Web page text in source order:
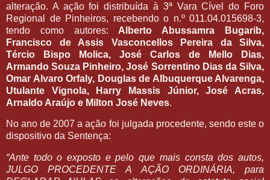
alteração. A ação foi distribuída à 3ª Vara Cível do Foro
Regional de Pinheiros, recebendo o n.º 011.04.015698-3,
tendo como autores: Alberto Abussamra Bugarib,
Francisco de Assis Vasconcellos Pereira da Silva,
Tércio Bispo Molica, José Carlos de Mello Dias,
Armando Souza Pinheiro, José Sorrentino Dias da Silva,
Omar Alvaro Orfaly, Douglas de Albuquerque Alvarenga,
Utulante Vignola, Harry Massis Júnior, José Acras,
Arnaldo Araújo e Milton José Neves.
No ano de 2007 a ação foi julgada procedente, sendo este o
dispositivo da Sentença:
“Ante todo o exposto e pelo que mais consta dos autos,
JULGO PROCEDENTE A AÇÃO ORDINÁRIA, para